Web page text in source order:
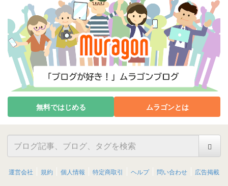
無料ではじめる ムラゴンとは
運営会社 規約 個人情報 特定商取引 ヘルプ 問い合わせ 広告掲載